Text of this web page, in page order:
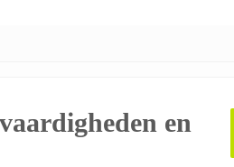
en